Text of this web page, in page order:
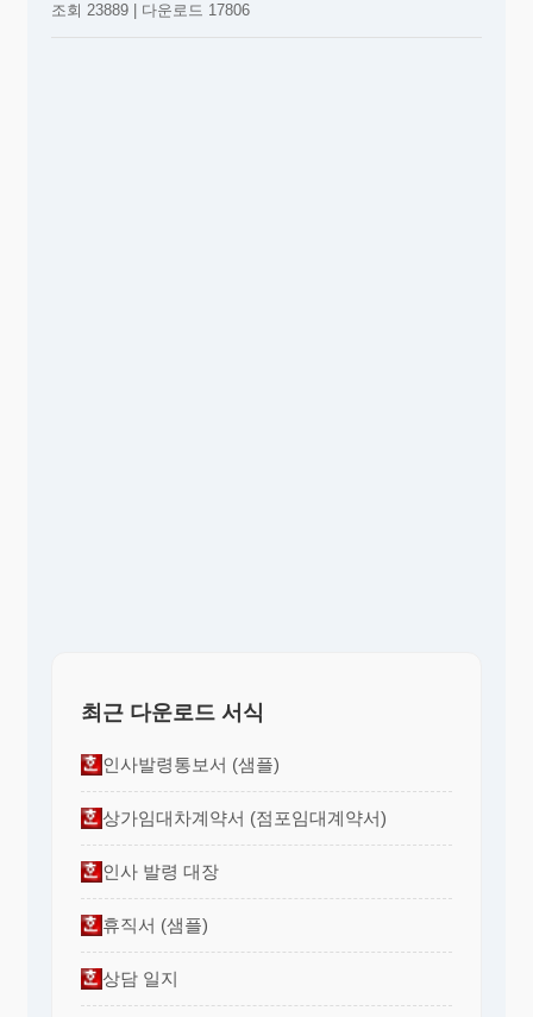
조회 23889 | 다운로드 17806
최근 다운로드 서식
인사발령통보서 (샘플)
상가임대차계약서 (점포임대계약서)
인사 발령 대장
휴직서 (샘플)
상담 일지